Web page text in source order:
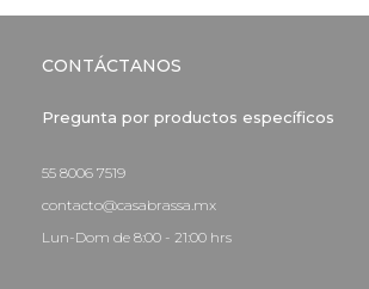
CONTÁCTANOS
Pregunta por productos específicos
55 8006 7519
contacto@casabrassa.mx
Lun-Dom de 8:00 - 21:00 hrs